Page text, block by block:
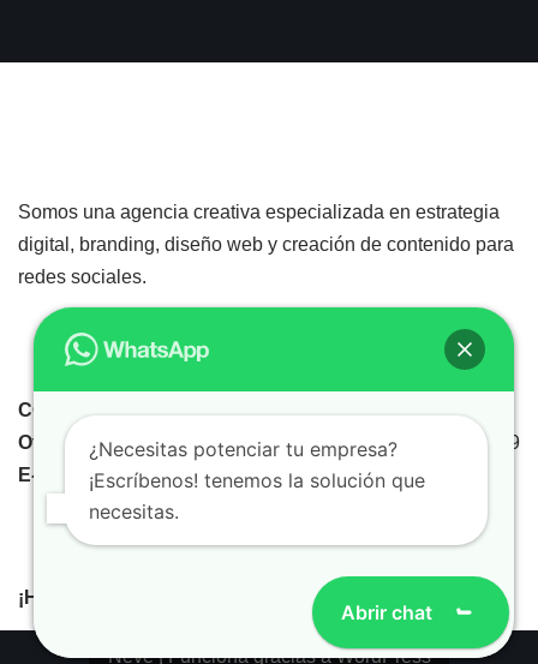
Somos una agencia creativa especializada en estrategia
digital, branding, diseño web y creación de contenido para
redes sociales.
CONTÁCTANOS
Oficina Central:+51 503 4160 Teléfono:+51 998 238 909
E-mail:
info@inkasolutions.pe inkasolutions@gmail.com
¡Hazte fan!
Haz clic para aceptar cookies de
marketing y permitir este contenido
Neve| Funciona gracias aWordPress
¿Necesitas potenciar tu empresa?
¡Escríbenos! tenemos la solución que
necesitas.
Abrir chat